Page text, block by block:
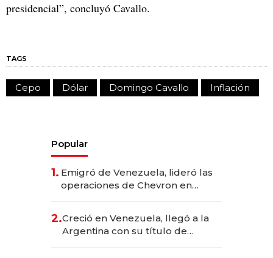
presidencial”, concluyó Cavallo.
TAGS
Cepo Dólar Domingo Cavallo Inflación
Popular
1. Emigró de Venezuela, lideró las
operaciones de Chevron en
2.Creció en Venezuela, llegó a la
Argentina con su título de